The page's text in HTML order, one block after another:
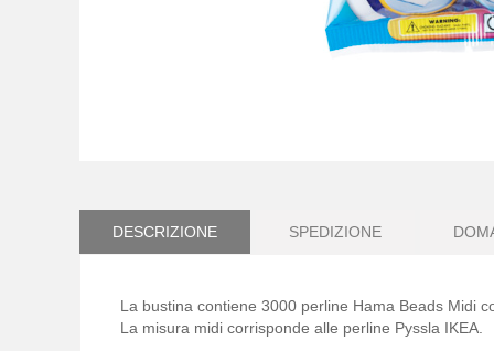
DESCRIZIONE
La bustina contiene 3000 perline Hama Beads Midi
La misura midi corrisponde alle perline Pyssla IKEA.
SPEDIZIONE